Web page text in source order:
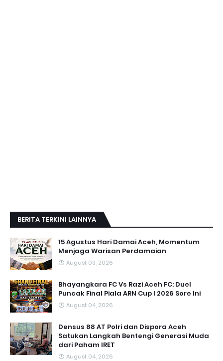
BERITA TERKINI LAINNYA
15 Agustus Hari Damai Aceh, Momentum
Menjaga Warisan Perdamaian
August 03, 2026
Bhayangkara FC Vs Razi Aceh FC: Duel
Puncak Final Piala ARN Cup I 2026 Sore Ini
August 04, 2026
Densus 88 AT Polri dan Dispora Aceh
Satukan Langkah Bentengi Generasi Muda
dari Paham IRET
August 04, 2026